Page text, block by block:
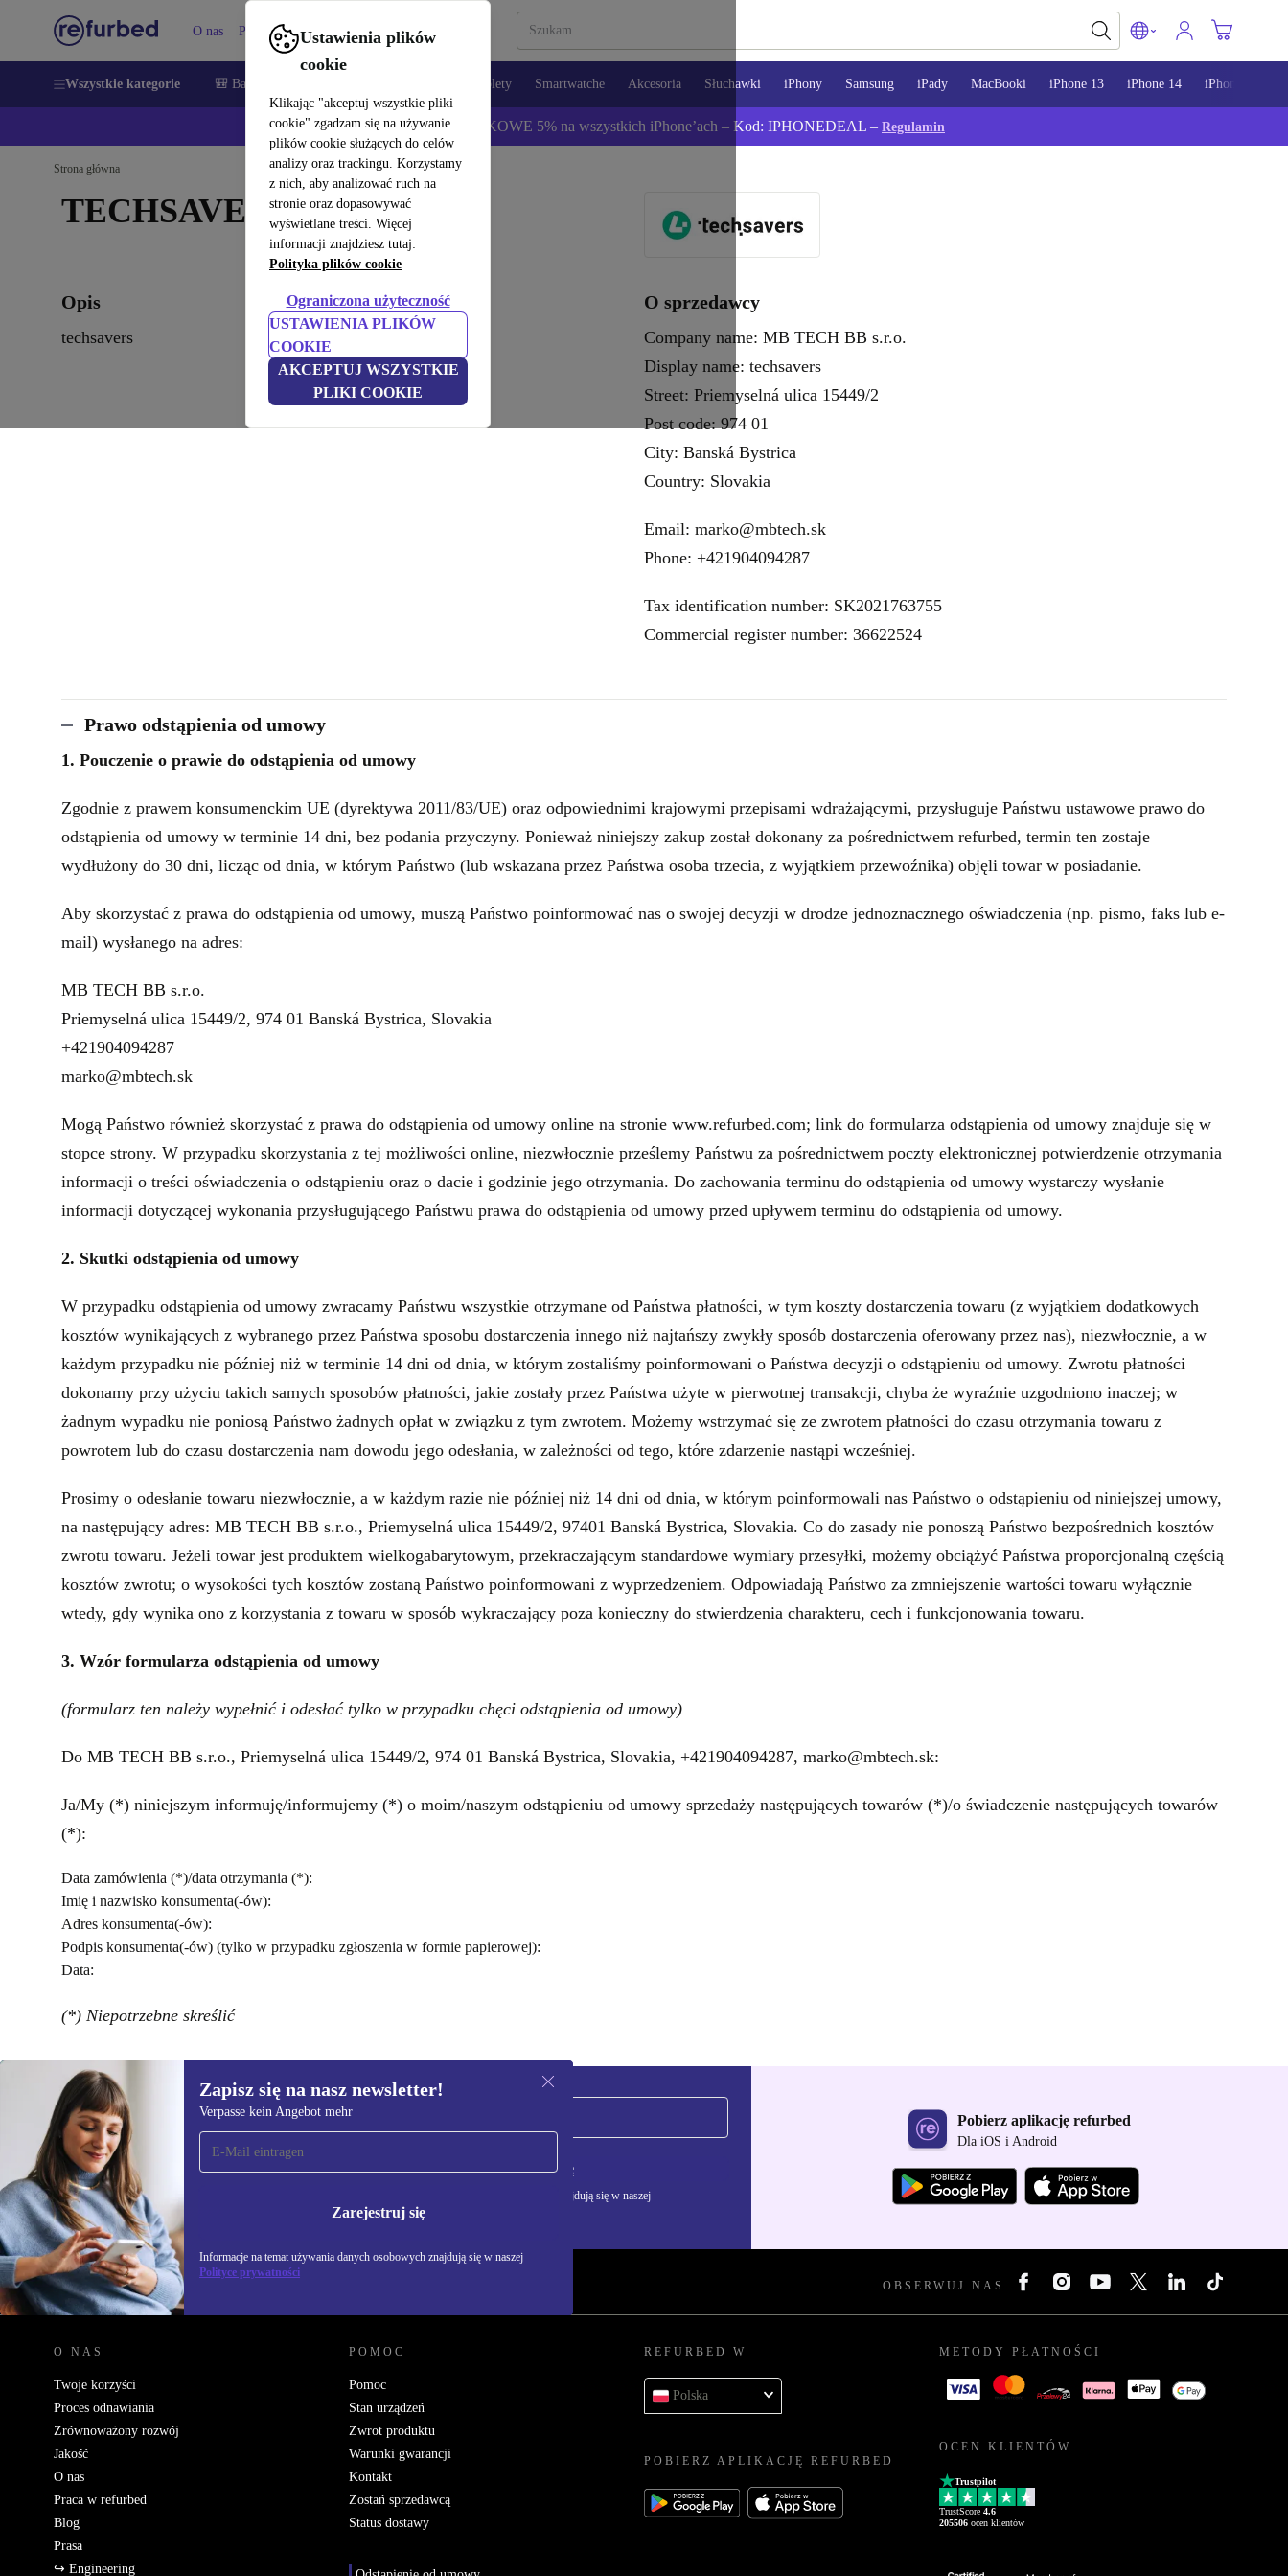
Ustawienia plików
cookie
Klikając "akceptuj wszystkie pliki
cookie" zgadzam się na używanie
plików cookie służących do celów
analizy oraz trackingu. Korzystamy
z nich, aby analizować ruch na
stronie oraz dopasowywać
wyświetlane treści. Więcej
informacji znajdziesz tutaj:
Polityka plików cookie
Ograniczona użyteczność
USTAWIENIA PLIKÓW
COOKIE
AKCEPTUJ WSZYSTKIE
PLIKI COOKIE
O nas Pomoc
Wszystkie kategorie 🎒 Back to school Tablety Smartwatche Akcesoria Słuchawki iPhony Samsung iPady MacBooki iPhone 13 iPhone 14 iPhone 15
💰Zaoszczędź DODATKOWE 5% na wszystkich iPhone’ach – Kod: IPHONEDEAL – Regulamin
Strona główna
TECHSAVERS
Opis
techsavers
O sprzedawcy
Company name: MB TECH BB s.r.o.
Display name: techsavers
Street: Priemyselná ulica 15449/2
Post code: 974 01
City: Banská Bystrica
Country: Slovakia
Email: marko@mbtech.sk
Phone: +421904094287
Tax identification number: SK2021763755
Commercial register number: 36622524
Prawo odstąpienia od umowy
1. Pouczenie o prawie do odstąpienia od umowy
Zgodnie z prawem konsumenckim UE (dyrektywa 2011/83/UE) oraz odpowiednimi krajowymi przepisami wdrażającymi, przysługuje Państwu ustawowe prawo do
odstąpienia od umowy w terminie 14 dni, bez podania przyczyny. Ponieważ niniejszy zakup został dokonany za pośrednictwem refurbed, termin ten zostaje
wydłużony do 30 dni, licząc od dnia, w którym Państwo (lub wskazana przez Państwa osoba trzecia, z wyjątkiem przewoźnika) objęli towar w posiadanie.
Aby skorzystać z prawa do odstąpienia od umowy, muszą Państwo poinformować nas o swojej decyzji w drodze jednoznacznego oświadczenia (np. pismo, faks lub e-
mail) wysłanego na adres:
MB TECH BB s.r.o.
Priemyselná ulica 15449/2, 974 01 Banská Bystrica, Slovakia
+421904094287
marko@mbtech.sk
Mogą Państwo również skorzystać z prawa do odstąpienia od umowy online na stronie www.refurbed.com; link do formularza odstąpienia od umowy znajduje się w
stopce strony. W przypadku skorzystania z tej możliwości online, niezwłocznie prześlemy Państwu za pośrednictwem poczty elektronicznej potwierdzenie otrzymania
informacji o treści oświadczenia o odstąpieniu oraz o dacie i godzinie jego otrzymania. Do zachowania terminu do odstąpienia od umowy wystarczy wysłanie
informacji dotyczącej wykonania przysługującego Państwu prawa do odstąpienia od umowy przed upływem terminu do odstąpienia od umowy.
2. Skutki odstąpienia od umowy
W przypadku odstąpienia od umowy zwracamy Państwu wszystkie otrzymane od Państwa płatności, w tym koszty dostarczenia towaru (z wyjątkiem dodatkowych
kosztów wynikających z wybranego przez Państwa sposobu dostarczenia innego niż najtańszy zwykły sposób dostarczenia oferowany przez nas), niezwłocznie, a w
każdym przypadku nie później niż w terminie 14 dni od dnia, w którym zostaliśmy poinformowani o Państwa decyzji o odstąpieniu od umowy. Zwrotu płatności
dokonamy przy użyciu takich samych sposobów płatności, jakie zostały przez Państwa użyte w pierwotnej transakcji, chyba że wyraźnie uzgodniono inaczej; w
żadnym wypadku nie poniosą Państwo żadnych opłat w związku z tym zwrotem. Możemy wstrzymać się ze zwrotem płatności do czasu otrzymania towaru z
powrotem lub do czasu dostarczenia nam dowodu jego odesłania, w zależności od tego, które zdarzenie nastąpi wcześniej.
Prosimy o odesłanie towaru niezwłocznie, a w każdym razie nie później niż 14 dni od dnia, w którym poinformowali nas Państwo o odstąpieniu od niniejszej umowy,
na następujący adres: MB TECH BB s.r.o., Priemyselná ulica 15449/2, 97401 Banská Bystrica, Slovakia. Co do zasady nie ponoszą Państwo bezpośrednich kosztów
zwrotu towaru. Jeżeli towar jest produktem wielkogabarytowym, przekraczającym standardowe wymiary przesyłki, możemy obciążyć Państwa proporcjonalną częścią
kosztów zwrotu; o wysokości tych kosztów zostaną Państwo poinformowani z wyprzedzeniem. Odpowiadają Państwo za zmniejszenie wartości towaru wyłącznie
wtedy, gdy wynika ono z korzystania z towaru w sposób wykraczający poza konieczny do stwierdzenia charakteru, cech i funkcjonowania towaru.
3. Wzór formularza odstąpienia od umowy
(formularz ten należy wypełnić i odesłać tylko w przypadku chęci odstąpienia od umowy)
Do MB TECH BB s.r.o., Priemyselná ulica 15449/2, 974 01 Banská Bystrica, Slovakia, +421904094287, marko@mbtech.sk:
Ja/My (*) niniejszym informuję/informujemy (*) o moim/naszym odstąpieniu od umowy sprzedaży następujących towarów (*)/o świadczenie następujących towarów
(*):
Data zamówienia (*)/data otrzymania (*):
Imię i nazwisko konsumenta(-ów):
Adres konsumenta(-ów):
Podpis konsumenta(-ów) (tylko w przypadku zgłoszenia w formie papierowej):
Data:
(*) Niepotrzebne skreślić
Zapisz się na nasz newsletter!
Verpasse kein Angebot mehr
Zarejestruj się
Informacje na temat używania danych osobowych znajdują się w naszej
Polityce prywatności
Zapisz się na nasz
newsletter!
Nie przegap żadnej oferty.
Zarejestruj się
Informacje na temat używania danych osobowych znajdują się w naszej
Polityce prywatności
Pobierz aplikację refurbed
Dla iOS i Android
REFURBED POLSKA - RETHINK NEW. OBSERWUJ NAS
O NAS
Twoje korzyści
Proces odnawiania
Zrównoważony rozwój
Jakość
O nas
Praca w refurbed
Blog
Prasa
↪ Engineering
POMOC
Pomoc
Stan urządzeń
Zwrot produktu
Warunki gwarancji
Kontakt
Zostań sprzedawcą
Status dostawy
REFURBED W
Polska
POBIERZ APLIKACJĘ REFURBED
METODY PŁATNOŚCI
OCEN KLIENTÓW
Trustpilot
TrustScore 4.6
205506 ocen klientów